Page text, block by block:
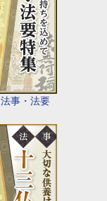
法事・法要